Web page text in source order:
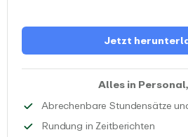
Jetzt
Alles in
Abrechenbare Stundensätze
Rundung in ZeitberichtenRunde